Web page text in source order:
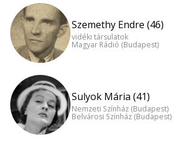
Szemethy Endre (46)
vidéki társulatok
Magyar Rádió (Budapest)
Sulyok Mária (41)
Nemzeti Színház (Budapest)
Belvárosi Színház (Budapest)